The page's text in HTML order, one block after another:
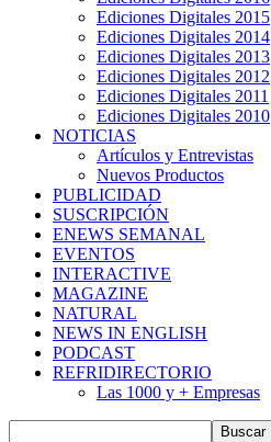
Ediciones Digitales 2015
Ediciones Digitales 2014
Ediciones Digitales 2013
Ediciones Digitales 2012
Ediciones Digitales 2011
Ediciones Digitales 2010
NOTICIAS
Artículos y Entrevistas
Nuevos Productos
PUBLICIDAD
SUSCRIPCIÓN
ENEWS SEMANAL
EVENTOS
INTERACTIVE
MAGAZINE
NATURAL
NEWS IN ENGLISH
PODCAST
REFRIDIRECTORIO
Las 1000 y + Empresas